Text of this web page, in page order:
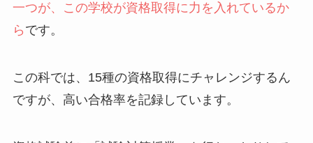
一つが、この学校が資格取得に力を入れているか
ら です。
この科では、15種の資格取得にチャレンジするん
ですが、高い合格率を記録しています。